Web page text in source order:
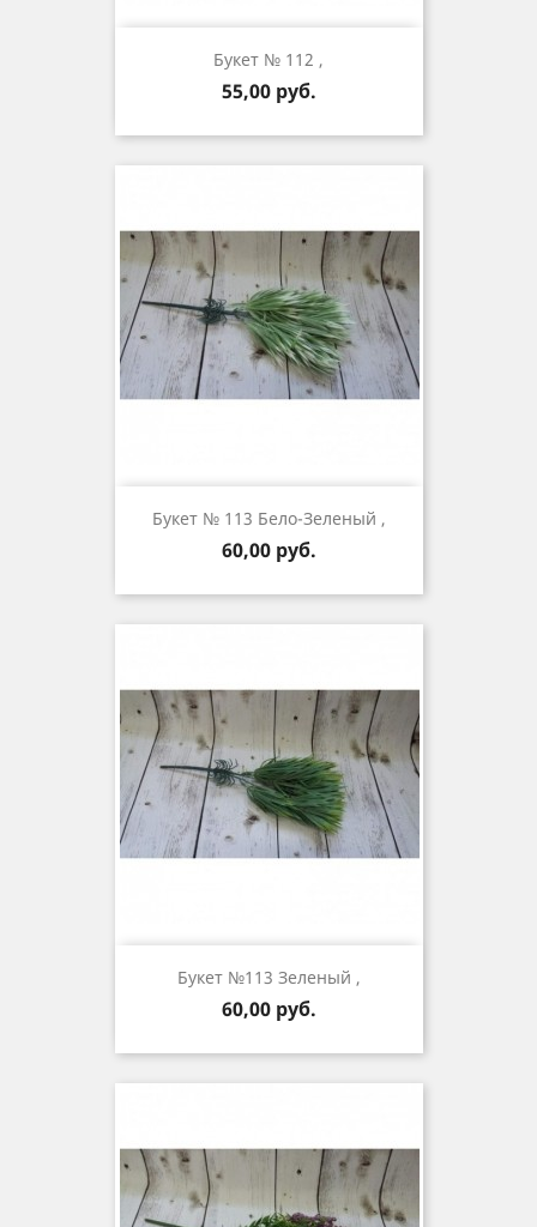
Букет № 112 ,
Цена
55,00 руб.
Букет № 113 Бело-Зеленый ,
Цена
60,00 руб.
Букет №113 Зеленый ,
Цена
60,00 руб.